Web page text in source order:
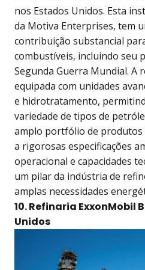
nos Estados Unidos. Esta
da Motiva Enterprises, tem
contribuição substancial
combustíveis, incluindo seu
Segunda Guerra Mundial. A
equipada com unidades
e hidrotratamento,
variedade de tipos de
amplo portfólio de produtos
a rigorosas especificações
operacional e capacidades
um pilar da indústria de
amplas necessidades
10. Refinaria ExxonMobil
Unidos